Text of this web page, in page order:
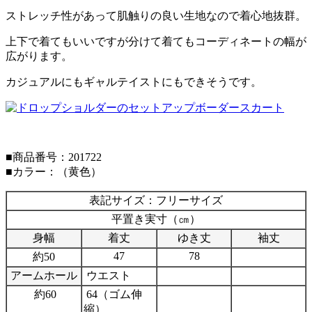
ストレッチ性があって肌触りの良い生地なので着心地抜群。
上下で着てもいいですが分けて着てもコーディネートの幅が
広がります。
カジュアルにもギャルテイストにもできそうです。
■商品番号：201722
■カラー：（黄色）
表記サイズ：フリーサイズ
平置き実寸（㎝）
身幅
着丈 ゆき丈
袖丈
約50
47
78
アームホール
ウエスト
約60
64（ゴム伸
縮）